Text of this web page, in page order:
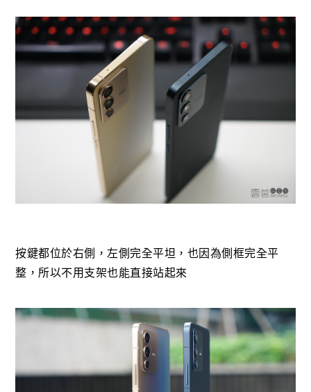
按鍵都位於右側，左側完全平坦，也因為側框完全平
整，所以不用支架也能直接站起來